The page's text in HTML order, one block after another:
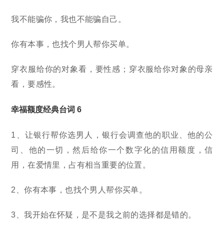
我不能骗你，我也不能骗自己。
你有本事，也找个男人帮你买单。
穿衣服给你的对象看，要性感；穿衣服给你对象的母亲
看，要感性。
幸福额度经典台词 6
1、让银行帮你选男人，银行会调查他的职业、他的公
司、他的一切，然后给你一个数字化的信用额度，信
用，在爱情里，占有相当重要的位置。
2、你有本事，也找个男人帮你买单。
3、我开始在怀疑，是不是我之前的选择都是错的。